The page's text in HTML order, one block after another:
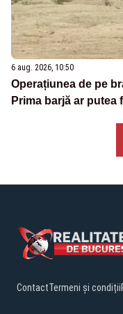
6 aug. 2026, 10:50
Operațiunea de pe
Prima barjă ar putea
ContactTermeni și condiții